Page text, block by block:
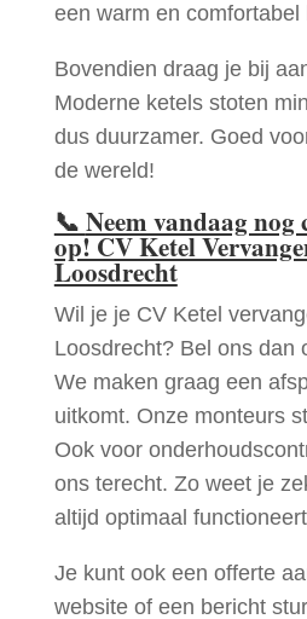
een warm en comfortabel
Bovendien draag je bij
Moderne ketels stoten
dus duurzamer. Goed
de wereld!
📞 Neem vandaag nog
op! CV Ketel
Loosdrecht
Wil je je CV Ketel
Loosdrecht? Bel ons dan
We maken graag een
uitkomt. Onze monteurs
Ook voor
ons terecht. Zo weet je
altijd optimaal
Je kunt ook een offerte
website of een bericht